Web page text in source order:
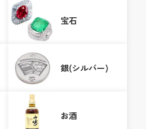
宝石
銀(シルバー)
お酒